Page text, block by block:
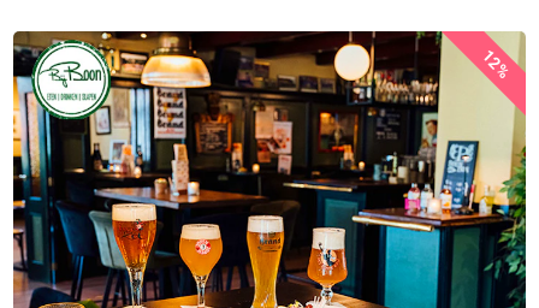
12%